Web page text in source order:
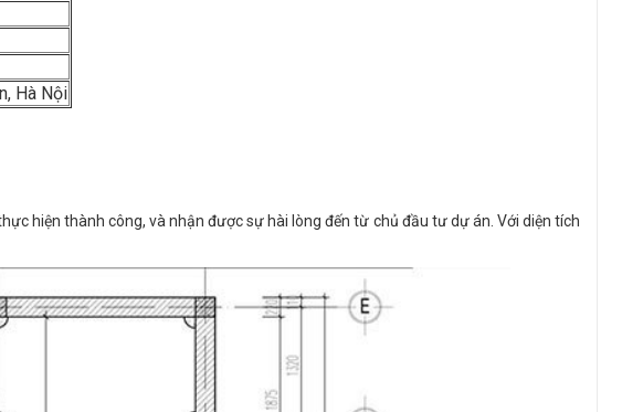
Hà Nội
hiện thành công, và nhận được sự hài lòng đến từ chủ đầu tư dự án. Với diện tích